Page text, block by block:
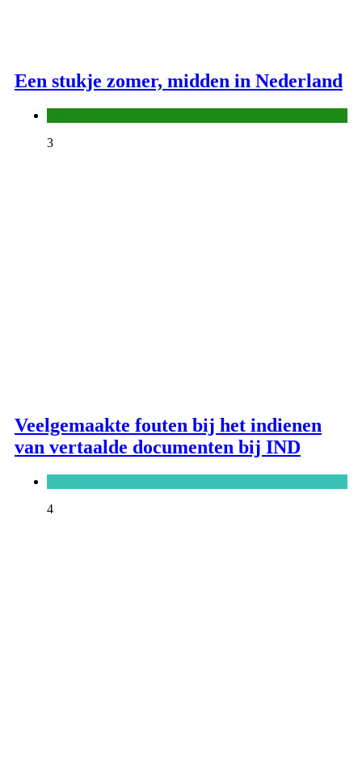
Een stukje zomer, midden in Nederland
3
Veelgemaakte fouten bij het indienen
van vertaalde documenten bij IND
4